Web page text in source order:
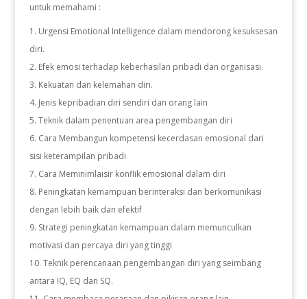
untuk memahami :
Urgensi Emotional Intelligence dalam mendorong kesuksesan
diri.
Efek emosi terhadap keberhasilan pribadi dan organisasi.
Kekuatan dan kelemahan diri.
Jenis kepribadian diri sendiri dan orang lain
Teknik dalam penentuan area pengembangan diri
Cara Membangun kompetensi kecerdasan emosional dari
sisi keterampilan pribadi
Cara Meminimlaisir konflik emosional dalam diri
Peningkatan kemampuan berinteraksi dan berkomunikasi
dengan lebih baik dan efektif
Strategi peningkatan kemampuan dalam memunculkan
motivasi dan percaya diri yang tinggi
Teknik perencanaan pengembangan diri yang seimbang
antara IQ, EQ dan SQ.